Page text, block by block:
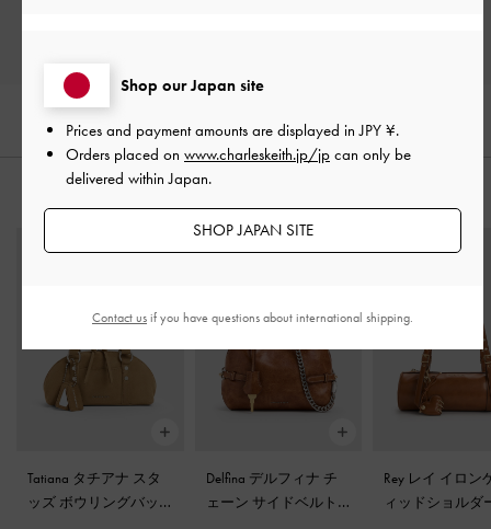
Tatiana タチアナ スタ
ッズ ボウリングバッ
Delfina デルフィナ チ
ェーン サイドベルト
Rey レイ イロン
ィッドショルダ
Shop our Japan site
Prices and payment amounts are displayed inJPY ¥.
Orders placed on www.charleskeith.jp/jp can only be
delivered within Japan.
SHOP JAPAN SITE
Contact usif you have questions about international shipping.